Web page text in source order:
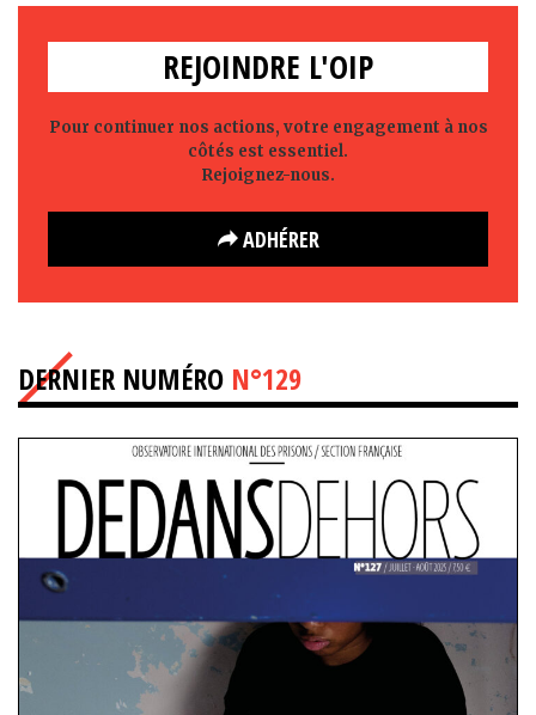
REJOINDRE L'OIP
Pour continuer nos actions, votre engagement à nos
côtés est essentiel.
Rejoignez-nous.
ADHÉRER
DERNIER NUMÉRO N°129